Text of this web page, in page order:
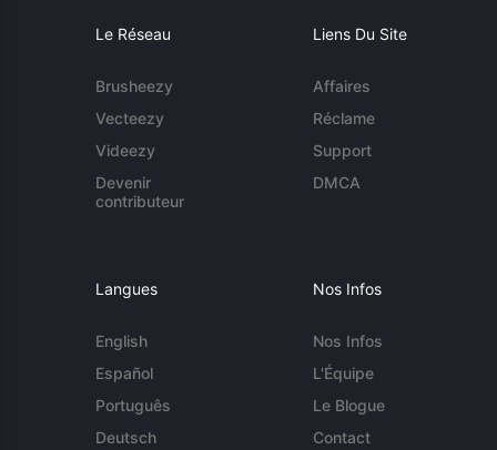
Le Réseau
Brusheezy
Vecteezy
Videezy
Devenir
contributeur
Liens Du Site
Affaires
Réclame
Support
DMCA
Langues
English
Español
Português
Deutsch
Nos Infos
Nos Infos
L'Équipe
Le Blogue
Contact